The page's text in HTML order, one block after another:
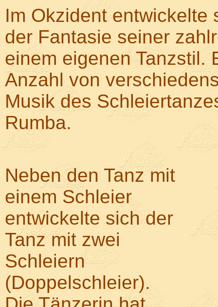
Im Okzident entwickelte
der Fantasie seiner
einem eigenen Tanzstil.
Anzahl von
Musik des
Rumba.
Neben den Tanz mit
einem Schleier
entwickelte sich der
Tanz mit zwei
Schleiern
(Doppelschleier).